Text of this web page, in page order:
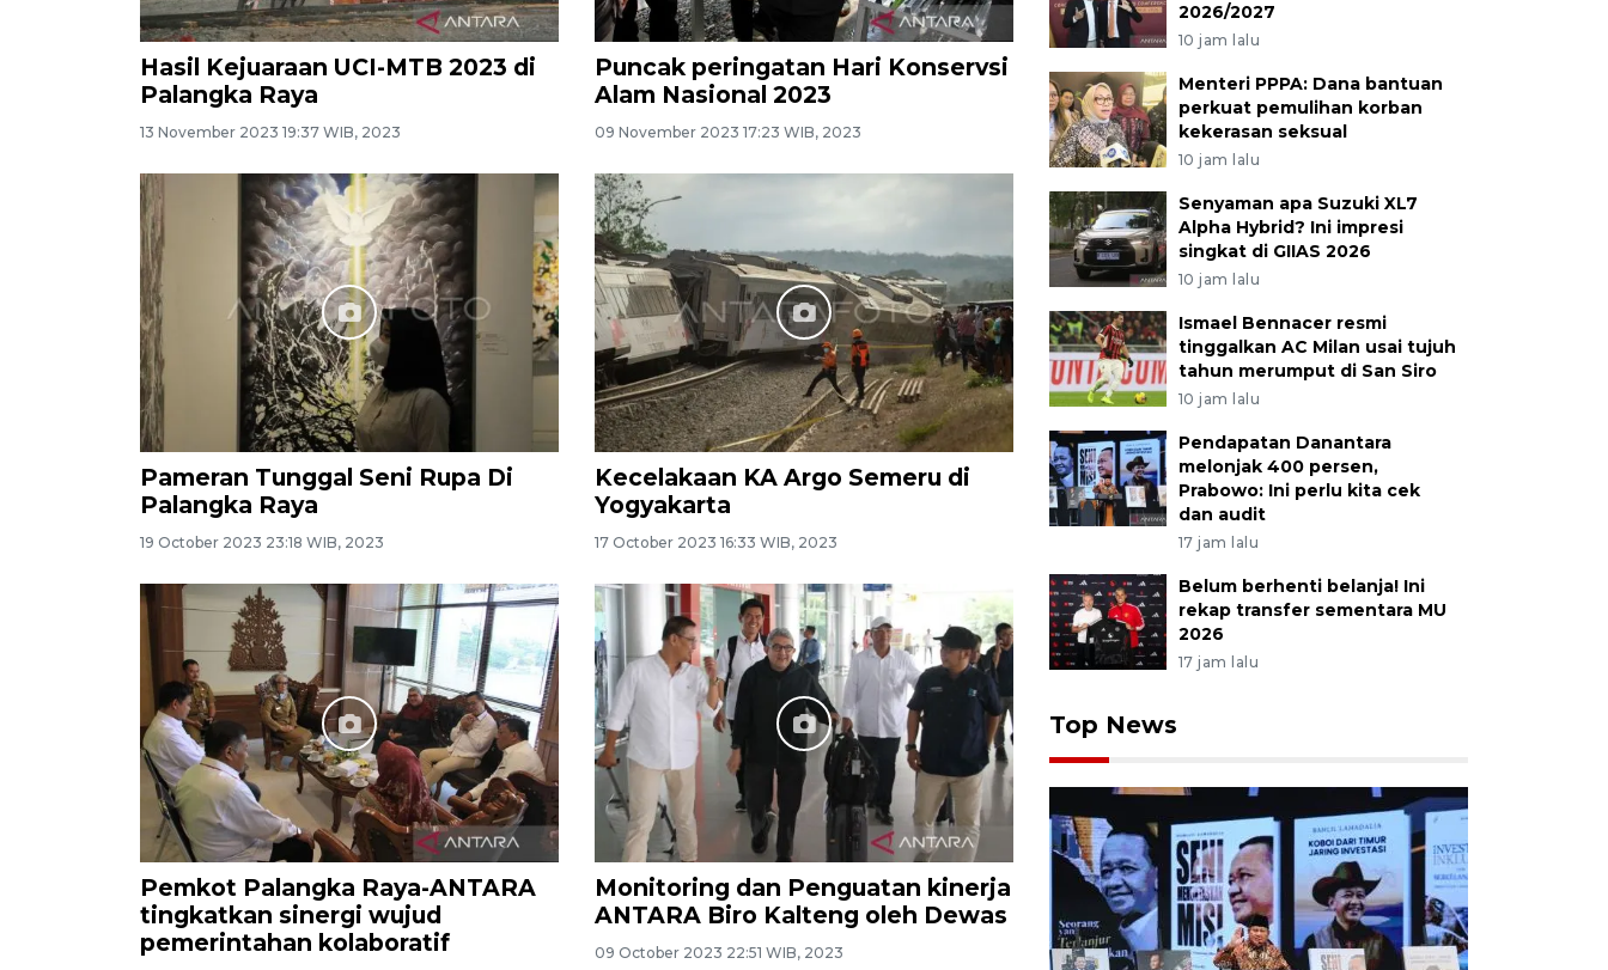
Hasil Kejuaraan UCI-MTB 2023 di
Palangka Raya
13 November 2023 19:37 WIB, 2023
Puncak peringatan Hari Konservsi
Alam Nasional 2023
09 November 2023 17:23 WIB, 2023
Pameran Tunggal Seni Rupa Di
Palangka Raya
19 October 2023 23:18 WIB, 2023
Kecelakaan KA Argo Semeru di
Yogyakarta
17 October 2023 16:33 WIB, 2023
Pemkot Palangka Raya-ANTARA
tingkatkan sinergi wujud
pemerintahan kolaboratif
Monitoring dan Penguatan kinerja
ANTARA Biro Kalteng oleh Dewas
09 October 2023 22:51 WIB, 2023
2026/2027
10 jam lalu
Menteri PPPA: Dana bantuan
perkuat pemulihan korban
kekerasan seksual
10 jam lalu
Senyaman apa Suzuki XL7
Alpha Hybrid? Ini impresi
singkat di GIIAS 2026
10 jam lalu
Ismael Bennacer resmi
tinggalkan AC Milan usai tujuh
tahun merumput di San Siro
10 jam lalu
Pendapatan Danantara
melonjak 400 persen,
Prabowo: Ini perlu kita cek
dan audit
17 jam lalu
Belum berhenti belanja! Ini
rekap transfer sementara MU
2026
17 jam lalu
Top News